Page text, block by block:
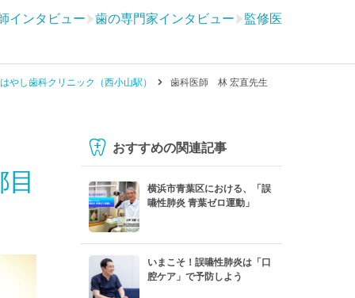
インタビュー 歯の専門家インタビュー 監修医
はやし歯科クリニック（西小山駅） 歯科医師 林 宏直先生
おすすめの関連記事
横浜市青葉区における、「誤
嚥性肺炎 青葉ゼロ運動」
いまこそ！誤嚥性肺炎は「口
腔ケア」で予防しよう